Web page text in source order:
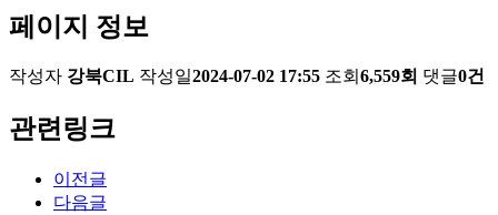
페이지 정보
작성자 강북CIL 작성일2024-07-02 17:55 조회 6,559회 댓글0건
관련링크
이전글
다음글